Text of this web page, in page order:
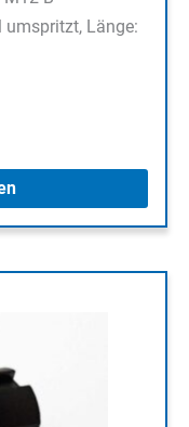
umspritzt, Länge: